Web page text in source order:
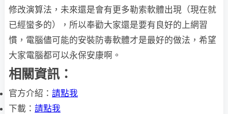
修改演算法，未來還是會有更多勒索軟體出現（現在就
已經蠻多的），所以奉勸大家還是要有良好的上網習
慣，電腦儘可能的安裝防毒軟體才是最好的做法，希望
大家電腦都可以永保安康啊。
相關資訊：
官方介紹： 請點我
下載： 請點我